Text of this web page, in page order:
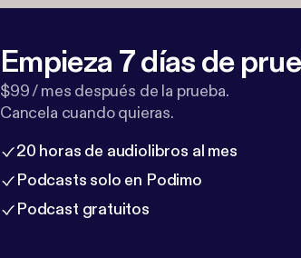
Empieza 7 días de
$99 / mes después de la prueba.
Cancela cuando quieras.
20 horas de audiolibros al mes
Podcasts solo en Podimo
Podcast gratuitos